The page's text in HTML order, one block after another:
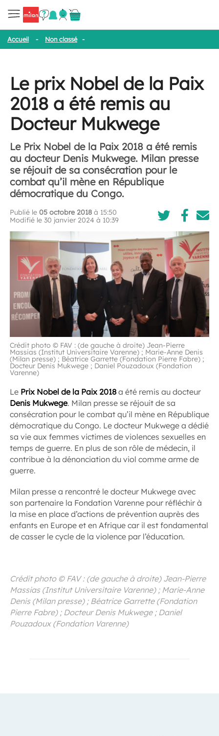
Accueil - Non classé -
Le prix Nobel de la Paix
2018 a été remis au
Docteur Mukwege
Le Prix Nobel de la Paix 2018 a été remis
au docteur Denis Mukwege. Milan presse
se réjouit de sa consécration pour le
combat qu’il mène en République
démocratique du Congo.
Publié le 05 octobre 2018 à 15:50
Modifié le 30 janvier 2024 à 10:39
Crédit photo © FAV : (de gauche à droite) Jean-Pierre
Massias (Institut Universitaire Varenne) ; Marie-Anne Denis
(Milan presse) ; Béatrice Garrette (Fondation Pierre Fabre) ;
Docteur Denis Mukwege ; Daniel Pouzadoux (Fondation
Varenne)
Le Prix Nobel de la Paix 2018 a été remis au docteur
Denis Mukwege. Milan presse se réjouit de sa
consécration pour le combat qu’il mène en République
démocratique du Congo. Le docteur Mukwege a dédié
sa vie aux femmes victimes de violences sexuelles en
temps de guerre. En plus de son rôle de médecin, il
contribue à la dénonciation du viol comme arme de
guerre.
Milan presse a rencontré le docteur Mukwege avec
son partenaire la Fondation Varenne pour réfléchir à
la mise en place d’actions de prévention auprès des
enfants en Europe et en Afrique car il est fondamental
de casser le cycle de la violence par l’éducation.
Crédit photo © FAV : (de gauche à droite) Jean-Pierre
Massias (Institut Universitaire Varenne) ; Marie-Anne
Denis (Milan presse) ; Béatrice Garrette (Fondation
Pierre Fabre) ; Docteur Denis Mukwege ; Daniel
Pouzadoux (Fondation Varenne)